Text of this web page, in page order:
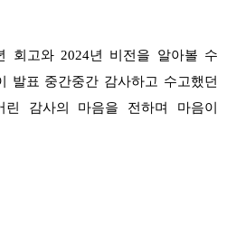
회고와 2024년 비전을 알아볼 수
발표 중간중간 감사하고 수고했던
린 감사의 마음을 전하며 마음이